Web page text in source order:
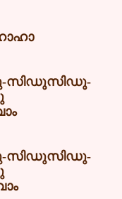
സിഡുസിഡു-
സിഡുസിഡു-